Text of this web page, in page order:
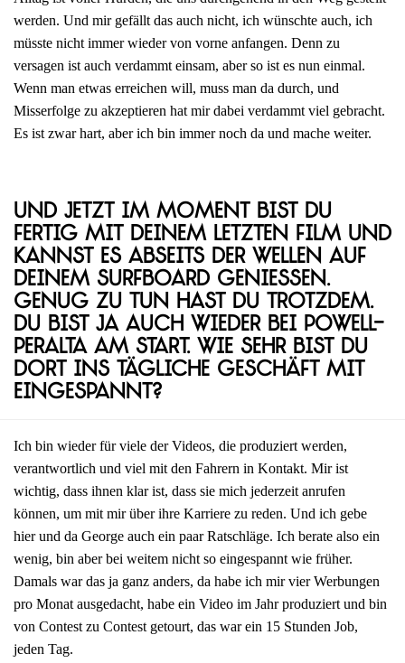
werden. Und mir gefällt das auch nicht, ich wünschte auch, ich
müsste nicht immer wieder von vorne anfangen. Denn zu
versagen ist auch verdammt einsam, aber so ist es nun einmal.
Wenn man etwas erreichen will, muss man da durch, und
Misserfolge zu akzeptieren hat mir dabei verdammt viel gebracht.
Es ist zwar hart, aber ich bin immer noch da und mache weiter.
Und jetzt im Moment bist du
fertig mit deinem letzten Film und
kannst es abseits der Wellen auf
deinem Surfboard genießen.
Genug zu tun hast du trotzdem.
Du bist ja auch wieder bei Powell-
Peralta am Start. Wie sehr bist du
dort ins tägliche Geschäft mit
eingespannt?
Ich bin wieder für viele der Videos, die produziert werden,
verantwortlich und viel mit den Fahrern in Kontakt. Mir ist
wichtig, dass ihnen klar ist, dass sie mich jederzeit anrufen
können, um mit mir über ihre Karriere zu reden. Und ich gebe
hier und da George auch ein paar Ratschläge. Ich berate also ein
wenig, bin aber bei weitem nicht so eingespannt wie früher.
Damals war das ja ganz anders, da habe ich mir vier Werbungen
pro Monat ausgedacht, habe ein Video im Jahr produziert und bin
von Contest zu Contest getourt, das war ein 15 Stunden Job,
jeden Tag.